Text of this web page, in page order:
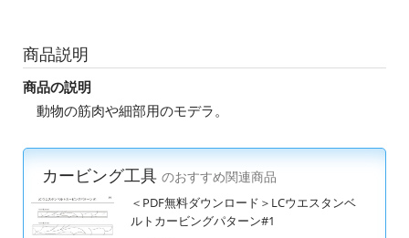
商品説明
商品の説明
動物の筋肉や細部用のモデラ。
カービング工具 のおすすめ関連商品
＜PDF無料ダウンロード＞LCウエスタンベ
ルトカービングパターン#1